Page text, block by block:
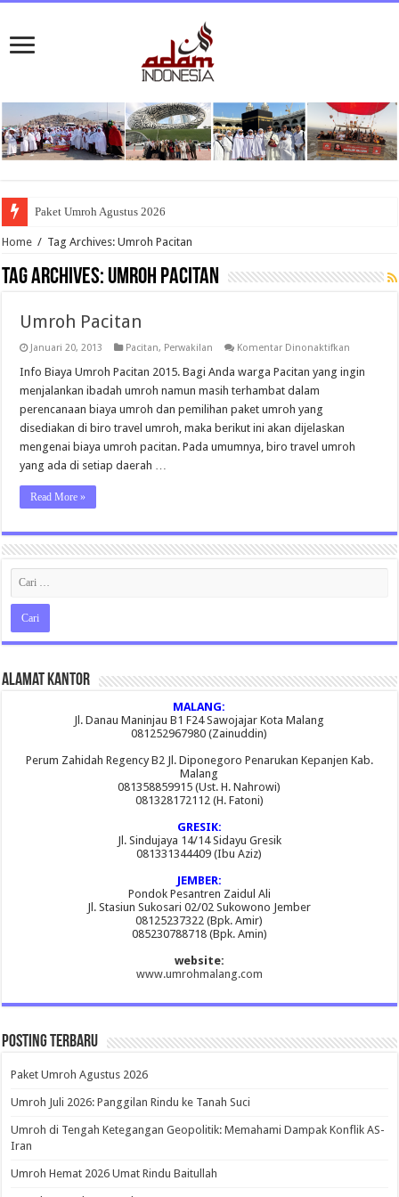
Paket Umroh Agustus 2026
Home / Tag Archives: Umroh Pacitan
Tag Archives: Umroh Pacitan
Umroh Pacitan
Januari 20, 2013 Pacitan, Perwakilan Komentar Dinonaktifkan
Pacitan
Info Biaya Umroh Pacitan 2015. Bagi Anda warga Pacitan yang ingin
menjalankan ibadah umroh namun masih terhambat dalam
perencanaan biaya umroh dan pemilihan paket umroh yang
disediakan di biro travel umroh, maka berikut ini akan dijelaskan
mengenai biaya umroh pacitan. Pada umumnya, biro travel umroh
yang ada di setiap daerah …
Read More »
Alamat Kantor
MALANG:
Jl. Danau Maninjau B1 F24 Sawojajar Kota Malang
081252967980 (Zainuddin)
Perum Zahidah Regency B2 Jl. Diponegoro Penarukan Kepanjen Kab.
Malang
081358859915 (Ust. H. Nahrowi)
081328172112 (H. Fatoni)
GRESIK:
Jl. Sindujaya 14/14 Sidayu Gresik
081331344409 (Ibu Aziz)
JEMBER:
Pondok Pesantren Zaidul Ali
Jl. Stasiun Sukosari 02/02 Sukowono Jember
08125237322 (Bpk. Amir)
085230788718 (Bpk. Amin)
website:
www.umrohmalang.com
Posting Terbaru
Paket Umroh Agustus 2026
Umroh Juli 2026: Panggilan Rindu ke Tanah Suci
Umroh di Tengah Ketegangan Geopolitik: Memahami Dampak Konflik AS-
Iran
Umroh Hemat 2026 Umat Rindu Baitullah